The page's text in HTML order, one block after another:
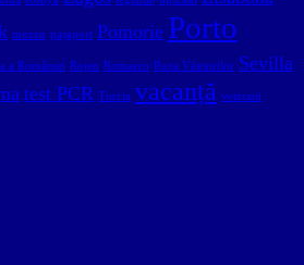
muzeu pașaport Pomorie Porto
a României Rojen Romaero Roza Vânturilor Sevilla
test PCR Turcia vacanță veterani